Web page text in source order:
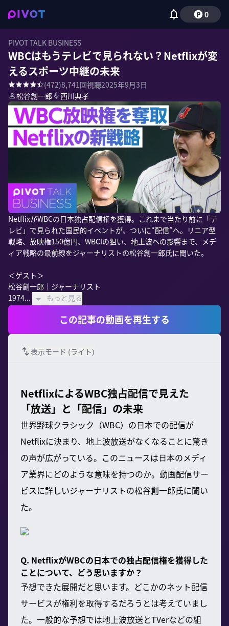
0
PIVOT TALK BUSINESS
WBCはもうテレビで見られない？Netflixが変
えるスポーツ中継の未来
(472)8,741回視聴2025年9月3日
松谷創一郎
西川典孝
NetflixがWBCの日本独占配信権を獲得。これまで当たり前に「テ
レビ」で見られた国民的イベントが、ついに“配信”へ。リニア型
戦略、放映権150億円、WBCIの狙い、地上波への影響まで、メデ
ィア戦略の最前線をジャーナリストの松谷創一郎氏に聞いた。
＜ゲスト＞
松谷創一郎｜ジャーナリスト
1974...
もっと見る
この記事の動画を再生する
表示モード (ライト)
NetflixによるWBC独占配信で見えた
「放送」と「配信」の未来
世界野球クラシック（WBC）の日本での配信が
Netflixに決まり、地上波放送がなくなることに驚き
の声が広がっている。このニュースは日本のメディ
ア業界にどのような意味を持つのか。動画配信サー
ビスに詳しいジャーナリストの松谷創一郎氏に聞い
た。
Q. NetflixがWBCの日本での独占配信権を獲得した
ことについて、どう思いますか？
予想できた展開だと思います。どこかのネット配信
サービスが権利を取得するだろうとは考えていまし
た。一般的な予想では地上波放送とTVerなどの組